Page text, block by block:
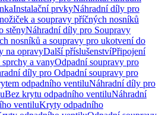
Instalační prvkyNáhradní díly pro
a soupravy příčných nosníků
stěnyNáhradní díly pro Soupravy
nosníků a soupravy pro ukotvení do
na opravyDalší příslušenstvíPřipojení
a vanyOdpadní soupravy pro
díly pro Odpadní soupravy pro
odpadního ventiluNáhradní díly pro
Bez krytu odpadního ventiluNáhradní
ventiluKryty odpadního